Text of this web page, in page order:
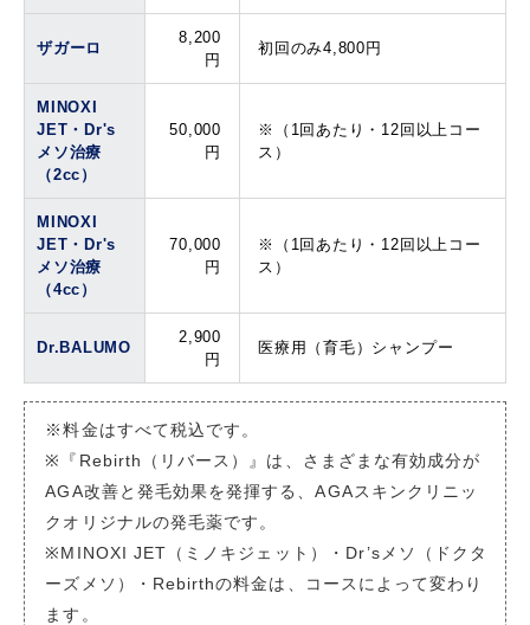
ザガーロ
8,200
円
初回のみ4,800円
MINOXI
JET・Dr's
メソ治療
（2cc）
50,000
円
※（1回あたり・12回以上コー
ス）
MINOXI
JET・Dr's
メソ治療
（4cc）
70,000
円
※（1回あたり・12回以上コー
ス）
Dr.BALUMO
2,900
円
医療用（育毛）シャンプー
※料金はすべて税込です。
※『Rebirth（リバース）』は、さまざまな有効成分が
AGA改善と発毛効果を発揮する、AGAスキンクリニッ
クオリジナルの発毛薬です。
※MINOXI JET（ミノキジェット）・Dr’sメソ（ドクタ
ーズメソ）・Rebirthの料金は、コースによって変わり
ます。